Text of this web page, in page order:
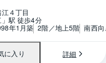
４丁目
駅 徒歩4分
年1月築 2階／地上5階 南西
に入り 詳細
1 / 0 間取り